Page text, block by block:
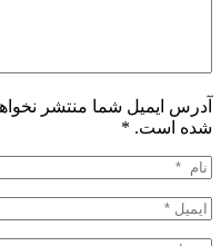
آدرس ایمیل شما منتشر
شده است. *